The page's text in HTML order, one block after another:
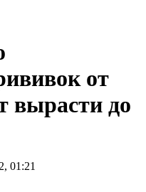
от
вырасти до
01:21